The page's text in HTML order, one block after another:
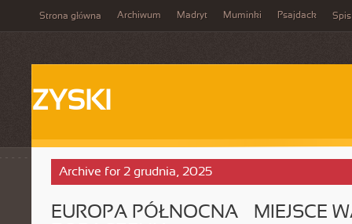
Strona główna Archiwum Madryt Muminki Psajdack Spis
ZYSKI
Archive for 2 grudnia, 2025
EUROPA PÓŁNOCNA – MIEJSCE